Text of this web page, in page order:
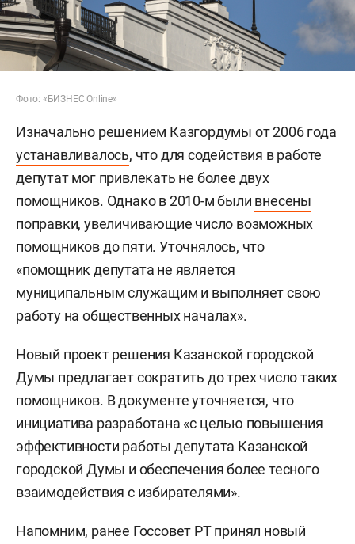
Фото: «БИЗНЕС Online»
Изначально решением Казгордумы от 2006 года
устанавливалось, что для содействия в работе
депутат мог привлекать не более двух
помощников. Однако в 2010-м были внесены
поправки, увеличивающие число возможных
помощников до пяти. Уточнялось, что
«помощник депутата не является
муниципальным служащим и выполняет свою
работу на общественных началах».
Новый проект решения Казанской городской
Думы предлагает сократить до трех число таких
помощников. В документе уточняется, что
инициатива разработана «с целью повышения
эффективности работы депутата Казанской
городской Думы и обеспечения более тесного
взаимодействия с избирателями».
Напомним, ранее Госсовет РТпринял новый